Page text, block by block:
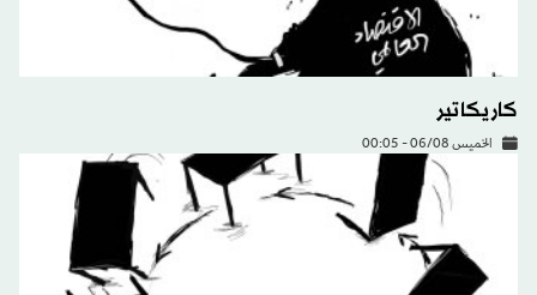
كاريكاتير
الخميس 06/08 - 00:05